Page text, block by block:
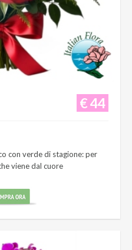
€ 44
con verde di stagione: per
viene dal cuore